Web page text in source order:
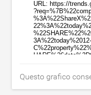
Questo grafico